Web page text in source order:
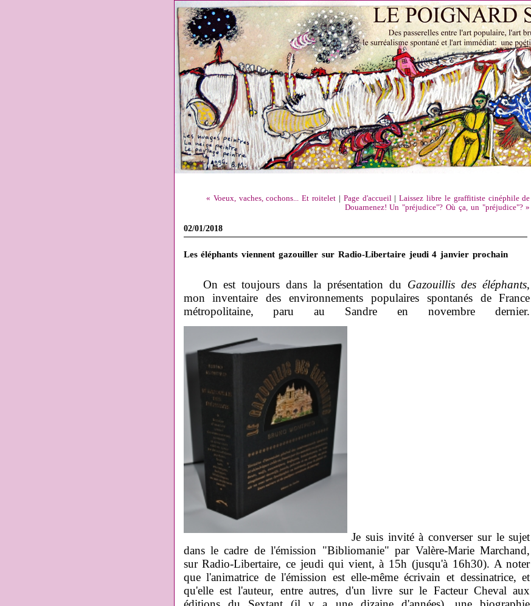
« Voeux, vaches, cochons... Et roitelet Page d'accueil|Laissez libre le graffitiste cinéphile de
Douarnenez! Un "préjudice"? Où ça, un "préjudice"? »
02/01/2018
Les éléphants viennent gazouiller sur Radio-Libertaire jeudi 4 janvier prochain
On est toujours dans la présentation du Gazouillis des éléphants,
mon inventaire des environnements populaires spontanés de France
métropolitaine, paru au Sandre en novembre dernier.
Je suis invité à converser sur le sujet
dans le cadre de l'émission "Bibliomanie" par Valère-Marie Marchand,
sur Radio-Libertaire, ce jeudi qui vient, à 15h (jusqu'à 16h30). A noter
que l'animatrice de l'émission est elle-même écrivain et dessinatrice, et
qu'elle est l'auteur, entre autres, d'un livre sur le Facteur Cheval aux